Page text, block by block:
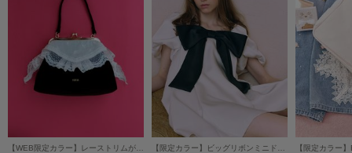
URBAN RESEARCH ROSSO
アーバンリサーチ ロッソ
USAGI Books
USAGI Gallery
ウサギギャラリー
【限定カラー